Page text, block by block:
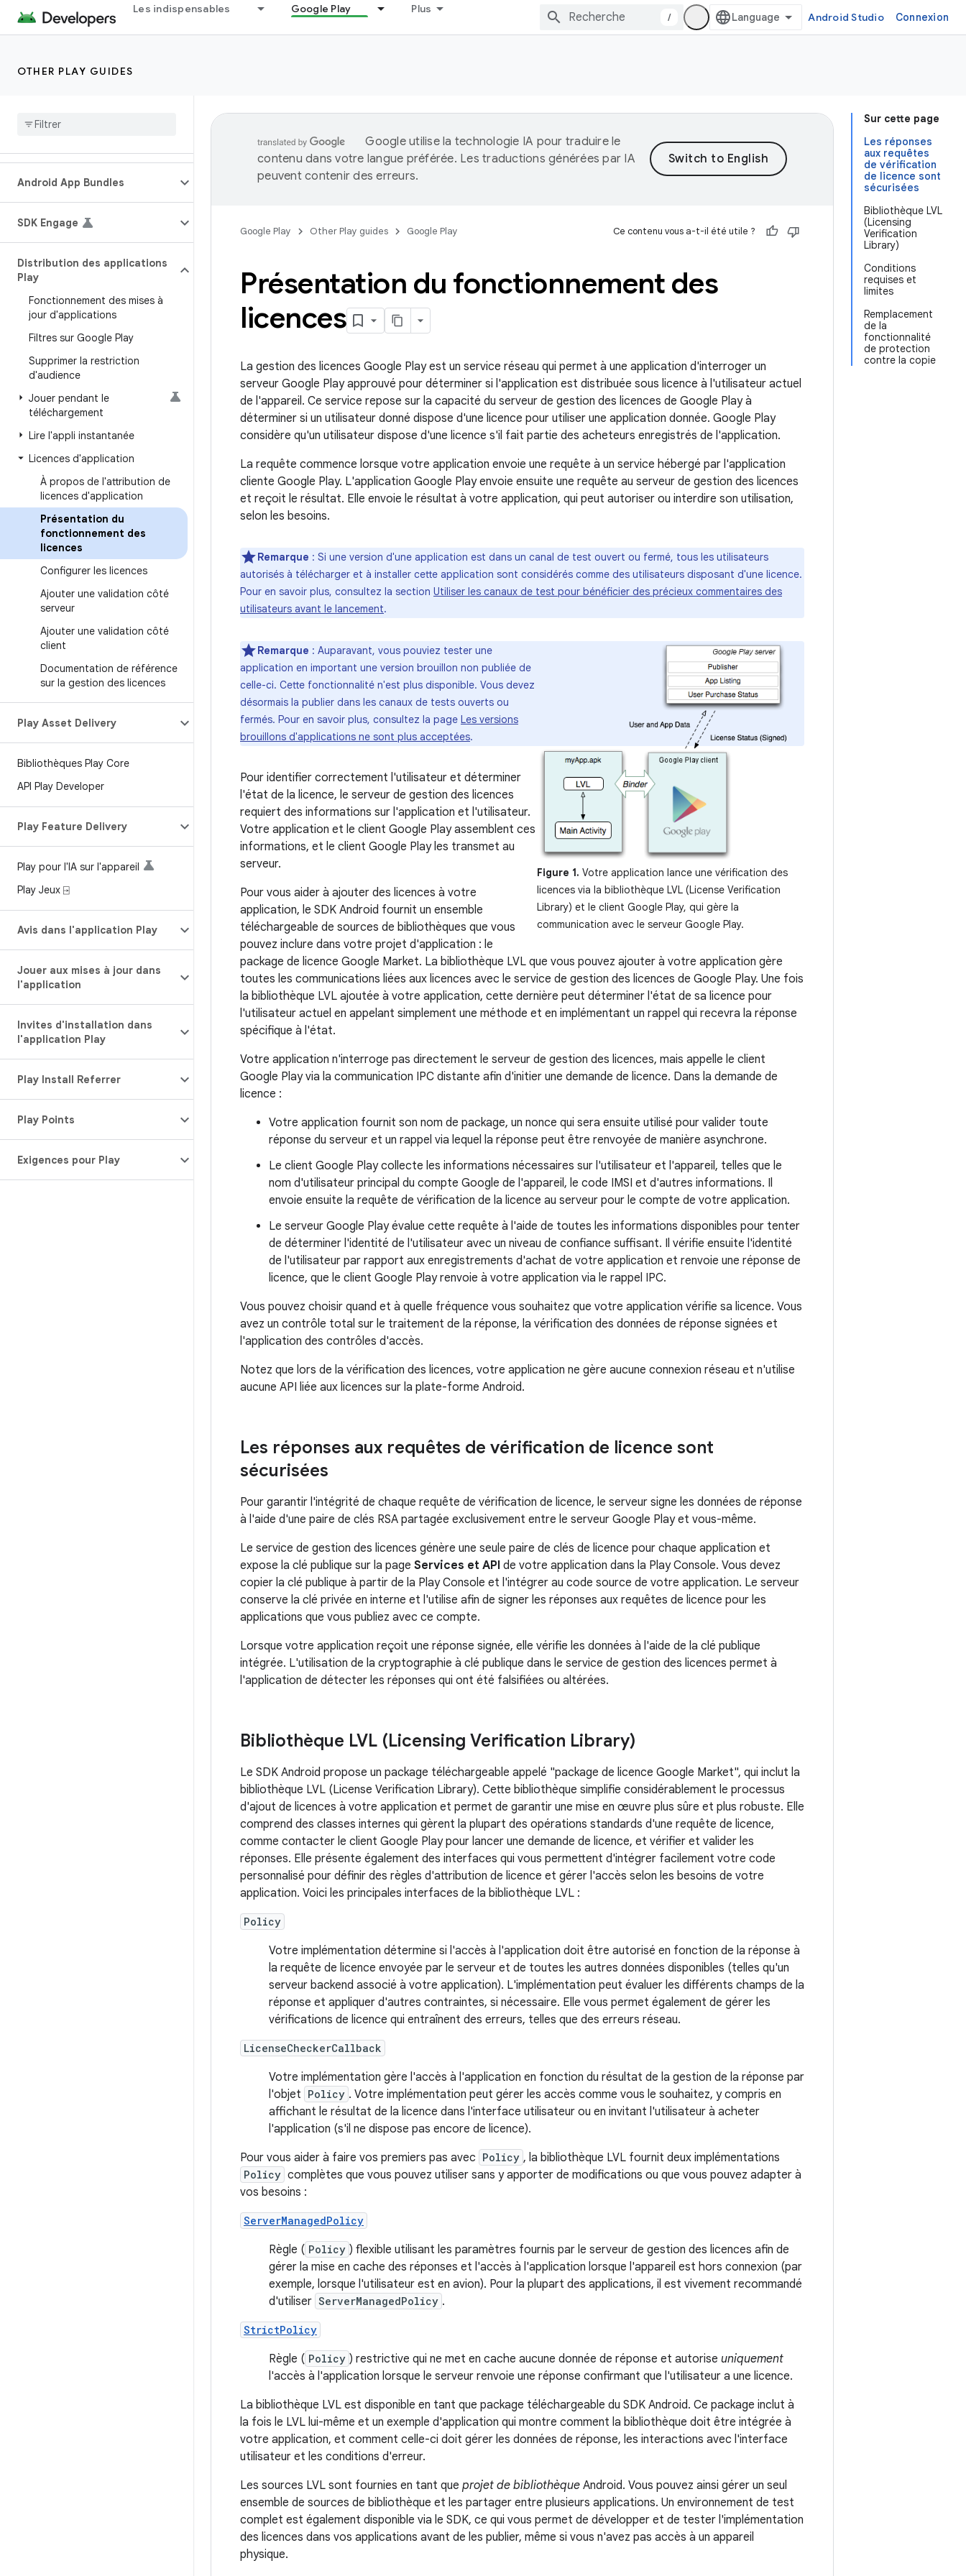
Les indispensables Google Play Plus
/ Android Studio Connexion
OTHER PLAY GUIDES
Android App Bundles
SDK Engage
Distribution des applications
Play
Fonctionnement des mises à
jour d'applications
Filtres sur Google Play
Supprimer la restriction
d'audience
Jouer pendant le
téléchargement
Lire l'appli instantanée
Licences d'application
À propos de l'attribution de
licences d'application
Présentation du
fonctionnement des
licences
Configurer les licences
Ajouter une validation côté
serveur
Ajouter une validation côté
client
Documentation de référence
sur la gestion des licences
Play Asset Delivery
Bibliothèques Play Core
API Play Developer
Play Feature Delivery
Play pour l'IA sur l'appareil
Play Jeux ⍈
Avis dans l'application Play
Jouer aux mises à jour dans
l'application
Invites d'installation dans
l'application Play
Play Install Referrer
Play Points
Exigences pour Play
Sur cette page
Les réponses
aux requêtes
de vérification
de licence sont
sécurisées
Bibliothèque LVL
(Licensing
Verification
Library)
Conditions
requises et
limites
Remplacement
de la
fonctionnalité
de protection
contre la copie
Google utilise la technologie IA pour traduire le
contenu dans votre langue préférée. Les traductions générées par IA
peuvent contenir des erreurs.
Google Play Other Play guides Google Play Ce contenu vous a-t-il été utile ?
Présentation du fonctionnement des
licences
La gestion des licences Google Play est un service réseau qui permet à une application d'interroger un
serveur Google Play approuvé pour déterminer si l'application est distribuée sous licence à l'utilisateur actuel
de l'appareil. Ce service repose sur la capacité du serveur de gestion des licences de Google Play à
déterminer si un utilisateur donné dispose d'une licence pour utiliser une application donnée. Google Play
considère qu'un utilisateur dispose d'une licence s'il fait partie des acheteurs enregistrés de l'application.
La requête commence lorsque votre application envoie une requête à un service hébergé par l'application
cliente Google Play. L'application Google Play envoie ensuite une requête au serveur de gestion des licences
et reçoit le résultat. Elle envoie le résultat à votre application, qui peut autoriser ou interdire son utilisation,
selon les besoins.
Remarque : Si une version d'une application est dans un canal de test ouvert ou fermé, tous les utilisateurs
autorisés à télécharger et à installer cette application sont considérés comme des utilisateurs disposant d'une licence.
Pour en savoir plus, consultez la section Utiliser les canaux de test pour bénéficier des précieux commentaires des
utilisateurs avant le lancement.
Figure 1. Votre application lance une vérification des
licences via la bibliothèque LVL (License Verification
Library) et le client Google Play, qui gère la
communication avec le serveur Google Play.
Remarque : Auparavant, vous pouviez tester une
application en important une version brouillon non publiée de
celle-ci. Cette fonctionnalité n'est plus disponible. Vous devez
désormais la publier dans les canaux de tests ouverts ou
fermés. Pour en savoir plus, consultez la page Les versions
brouillons d'applications ne sont plus acceptées.
Pour identifier correctement l'utilisateur et déterminer
l'état de la licence, le serveur de gestion des licences
requiert des informations sur l'application et l'utilisateur.
Votre application et le client Google Play assemblent ces
informations, et le client Google Play les transmet au
serveur.
Pour vous aider à ajouter des licences à votre
application, le SDK Android fournit un ensemble
téléchargeable de sources de bibliothèques que vous
pouvez inclure dans votre projet d'application : le
package de licence Google Market. La bibliothèque LVL que vous pouvez ajouter à votre application gère
toutes les communications liées aux licences avec le service de gestion des licences de Google Play. Une fois
la bibliothèque LVL ajoutée à votre application, cette dernière peut déterminer l'état de sa licence pour
l'utilisateur actuel en appelant simplement une méthode et en implémentant un rappel qui recevra la réponse
spécifique à l'état.
Votre application n'interroge pas directement le serveur de gestion des licences, mais appelle le client
Google Play via la communication IPC distante afin d'initier une demande de licence. Dans la demande de
licence :
Votre application fournit son nom de package, un nonce qui sera ensuite utilisé pour valider toute
réponse du serveur et un rappel via lequel la réponse peut être renvoyée de manière asynchrone.
Le client Google Play collecte les informations nécessaires sur l'utilisateur et l'appareil, telles que le
nom d'utilisateur principal du compte Google de l'appareil, le code IMSI et d'autres informations. Il
envoie ensuite la requête de vérification de la licence au serveur pour le compte de votre application.
Le serveur Google Play évalue cette requête à l'aide de toutes les informations disponibles pour tenter
de déterminer l'identité de l'utilisateur avec un niveau de confiance suffisant. Il vérifie ensuite l'identité
de l'utilisateur par rapport aux enregistrements d'achat de votre application et renvoie une réponse de
licence, que le client Google Play renvoie à votre application via le rappel IPC.
Vous pouvez choisir quand et à quelle fréquence vous souhaitez que votre application vérifie sa licence. Vous
avez un contrôle total sur le traitement de la réponse, la vérification des données de réponse signées et
l'application des contrôles d'accès.
Notez que lors de la vérification des licences, votre application ne gère aucune connexion réseau et n'utilise
aucune API liée aux licences sur la plate-forme Android.
Les réponses aux requêtes de vérification de licence sont
sécurisées
Pour garantir l'intégrité de chaque requête de vérification de licence, le serveur signe les données de réponse
à l'aide d'une paire de clés RSA partagée exclusivement entre le serveur Google Play et vous-même.
Le service de gestion des licences génère une seule paire de clés de licence pour chaque application et
expose la clé publique sur la page Services et API de votre application dans la Play Console. Vous devez
copier la clé publique à partir de la Play Console et l'intégrer au code source de votre application. Le serveur
conserve la clé privée en interne et l'utilise afin de signer les réponses aux requêtes de licence pour les
applications que vous publiez avec ce compte.
Lorsque votre application reçoit une réponse signée, elle vérifie les données à l'aide de la clé publique
intégrée. L'utilisation de la cryptographie à clé publique dans le service de gestion des licences permet à
l'application de détecter les réponses qui ont été falsifiées ou altérées.
Bibliothèque LVL (Licensing Verification Library)
Le SDK Android propose un package téléchargeable appelé "package de licence Google Market", qui inclut la
bibliothèque LVL (License Verification Library). Cette bibliothèque simplifie considérablement le processus
d'ajout de licences à votre application et permet de garantir une mise en œuvre plus sûre et plus robuste. Elle
comprend des classes internes qui gèrent la plupart des opérations standards d'une requête de licence,
comme contacter le client Google Play pour lancer une demande de licence, et vérifier et valider les
réponses. Elle présente également des interfaces qui vous permettent d'intégrer facilement votre code
personnalisé pour définir des règles d'attribution de licence et gérer l'accès selon les besoins de votre
application. Voici les principales interfaces de la bibliothèque LVL :
Policy
Votre implémentation détermine si l'accès à l'application doit être autorisé en fonction de la réponse à
la requête de licence envoyée par le serveur et de toutes les autres données disponibles (telles qu'un
serveur backend associé à votre application). L'implémentation peut évaluer les différents champs de la
réponse et appliquer d'autres contraintes, si nécessaire. Elle vous permet également de gérer les
vérifications de licence qui entraînent des erreurs, telles que des erreurs réseau.
LicenseCheckerCallback
Votre implémentation gère l'accès à l'application en fonction du résultat de la gestion de la réponse par
l'objet Policy . Votre implémentation peut gérer les accès comme vous le souhaitez, y compris en
affichant le résultat de la licence dans l'interface utilisateur ou en invitant l'utilisateur à acheter
l'application (s'il ne dispose pas encore de licence).
Pour vous aider à faire vos premiers pas avec Policy , la bibliothèque LVL fournit deux implémentations
Policy complètes que vous pouvez utiliser sans y apporter de modifications ou que vous pouvez adapter à
vos besoins :
ServerManagedPolicy
Règle ( Policy ) flexible utilisant les paramètres fournis par le serveur de gestion des licences afin de
gérer la mise en cache des réponses et l'accès à l'application lorsque l'appareil est hors connexion (par
exemple, lorsque l'utilisateur est en avion). Pour la plupart des applications, il est vivement recommandé
d'utiliser ServerManagedPolicy .
StrictPolicy
Règle ( Policy ) restrictive qui ne met en cache aucune donnée de réponse et autorise uniquement
l'accès à l'application lorsque le serveur renvoie une réponse confirmant que l'utilisateur a une licence.
La bibliothèque LVL est disponible en tant que package téléchargeable du SDK Android. Ce package inclut à
la fois le LVL lui-même et un exemple d'application qui montre comment la bibliothèque doit être intégrée à
votre application, et comment celle-ci doit gérer les données de réponse, les interactions avec l'interface
utilisateur et les conditions d'erreur.
Les sources LVL sont fournies en tant que projet de bibliothèque Android. Vous pouvez ainsi gérer un seul
ensemble de sources de bibliothèque et les partager entre plusieurs applications. Un environnement de test
complet est également disponible via le SDK, ce qui vous permet de développer et de tester l'implémentation
des licences dans vos applications avant de les publier, même si vous n'avez pas accès à un appareil
physique.